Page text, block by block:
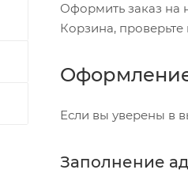
Оформить заказ на
Корзина,
Если вы уверены в
Заполнение